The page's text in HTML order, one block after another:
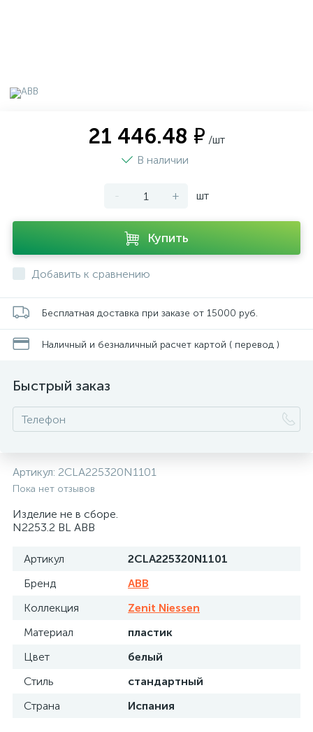
21 446.48 ₽ /шт
В наличии
- + шт
Купить
Добавить к сравнению
Бесплатная доставка при заказе от 15000 руб.
Наличный и безналичный расчет картой ( перевод )
Быстрый заказ
Артикул: 2CLA225320N1101
Пока нет отзывов
Изделие не в сборе.
N2253.2 BL ABB
Артикул
2CLA225320N1101
Бренд
ABB
Коллекция
Zenit Niessen
Материал
пластик
Цвет
белый
Стиль
стандартный
Страна
Испания